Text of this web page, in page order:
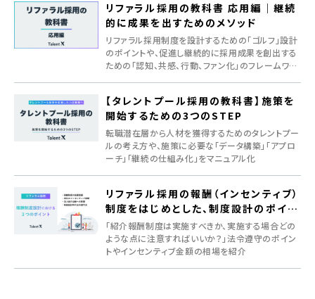
リファラル採用の教科書 応用編｜継続
的に成果を出すためのメソッド
リファラル採用制度を設計するための「ゴルフ」設計
のポイントや、促進し継続的に採用成果を創出する
ための「認知、共感、行動、ファン化」のフレームワー
【タレントプール採用の教科書】施策を
開始するための3つのSTEP
転職潜在層から人材を獲得するためのタレントプー
ルの考え方や、施策に必要な「データ構築」「アプロ
ーチ」「継続の仕組み化」をマニュアル化
リファラル採用の報酬（インセンティブ）
制度をはじめとした、制度設計のポイン
ト
「紹介報酬制度は実施すべきか、実施する場合どの
ような点に注意すればいいか？」法令遵守のポイン
トやインセンティブ金額の相場を紹介